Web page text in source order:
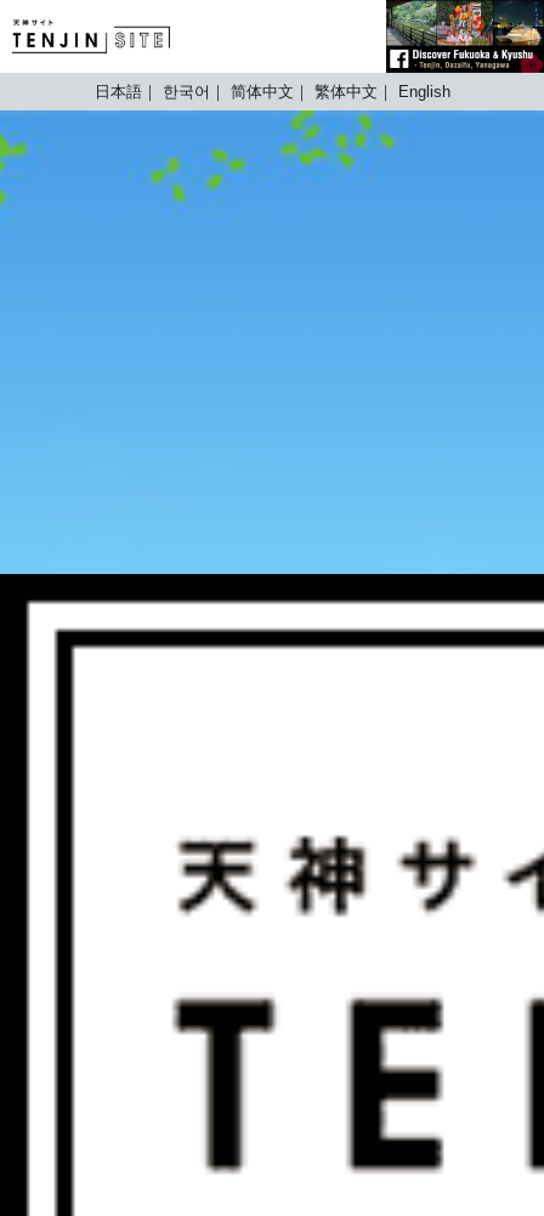
TENJIN SITE
日本語 한국어 简体中文 繁体中文 English